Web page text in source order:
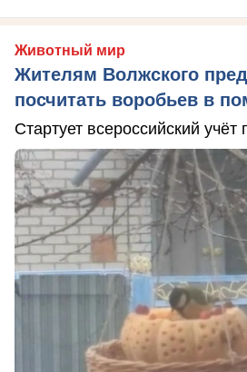
Животный мир
Жителям Волжского
посчитать воробьев в
Стартует всероссийский учёт